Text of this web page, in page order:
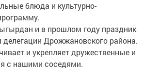
блюда и культурно-
и в прошлом году праздник
делегации Дрожжановского района.
и укрепляет дружественные и
с нашими соседями.